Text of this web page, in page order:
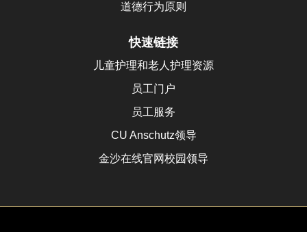
道德行为原则
快速链接
儿童护理和老人护理资源
员工门户
员工服务
CU Anschutz领导
金沙在线官网校园领导